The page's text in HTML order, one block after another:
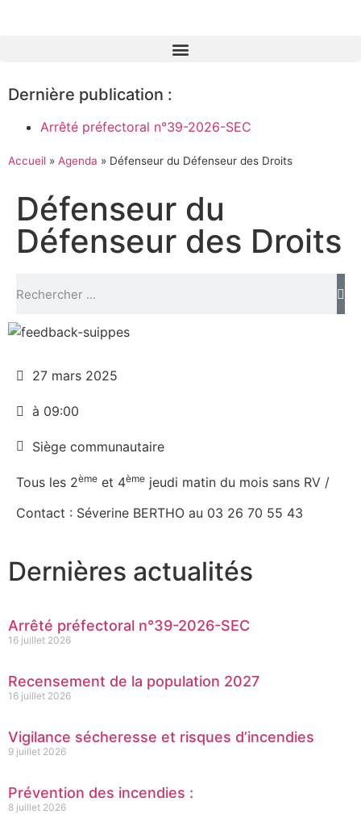
Dernière publication :
Arrêté préfectoral n°39-2026-SEC
Accueil » Agenda » Défenseur du Défenseur des Droits
Défenseur du
Défenseur des Droits
Tous les 2ème et 4ème jeudi matin du mois sans RV /
Contact : Séverine BERTHO au 03 26 70 55 43
27 mars 2025
à 09:00
Siège communautaire
Dernières actualités
Arrêté préfectoral n°39-2026-SEC
16 juillet 2026
Recensement de la population 2027
16 juillet 2026
Vigilance sécheresse et risques d’incendies
9 juillet 2026
Prévention des incendies :
8 juillet 2026